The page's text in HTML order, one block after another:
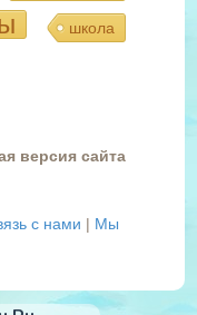
школа
версия сайта
с нами | Мы